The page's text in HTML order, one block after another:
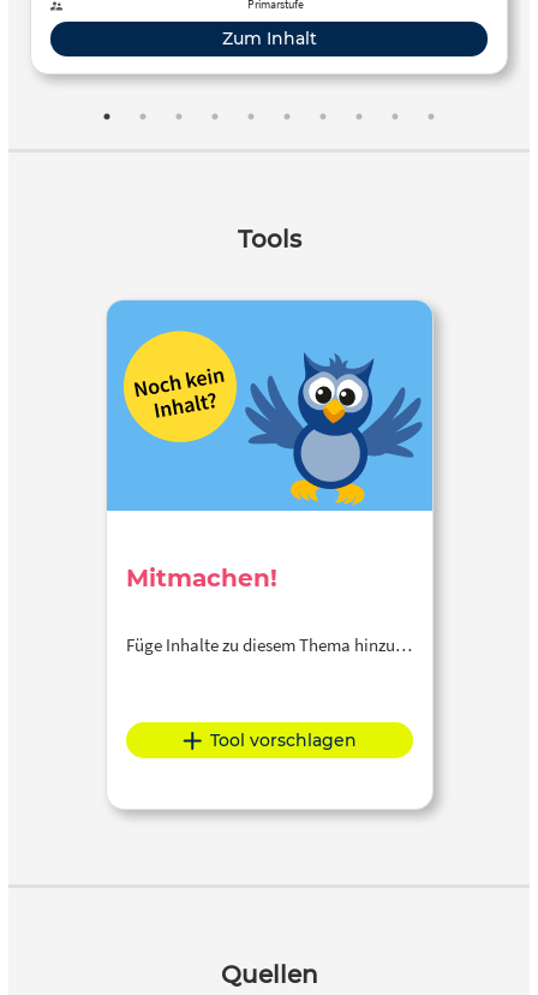
Primarstufe
Zum Inhalt
Tools
Mitmachen!
Füge Inhalte zu diesem Thema hinzu…
Tool vorschlagen
Quellen